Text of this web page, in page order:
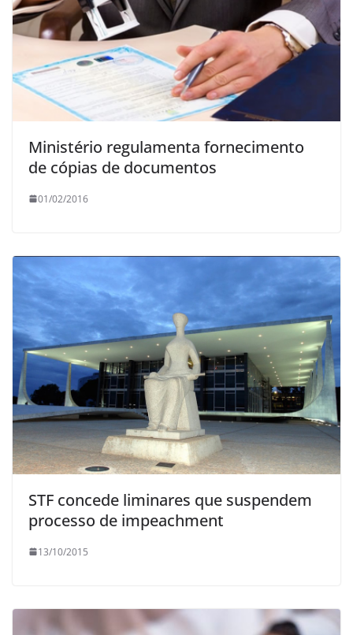
Ministério regulamenta fornecimento
de cópias de documentos
01/02/2016
STF concede liminares que suspendem
processo de impeachment
13/10/2015